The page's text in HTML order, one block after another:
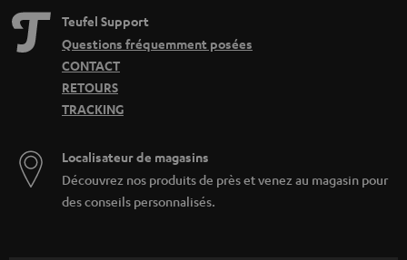
Teufel Support
Questions fréquemment posées
CONTACT
RETOURS
TRACKING
Localisateur de magasins
Découvrez nos produits de près et venez au magasin pour
des conseils personnalisés.